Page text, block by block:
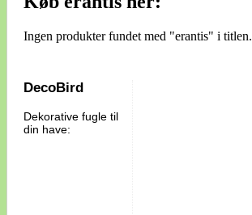
Ingen produkter fundet med "erantis" i titlen.
DecoBird
Dekorative fugle til
din have: